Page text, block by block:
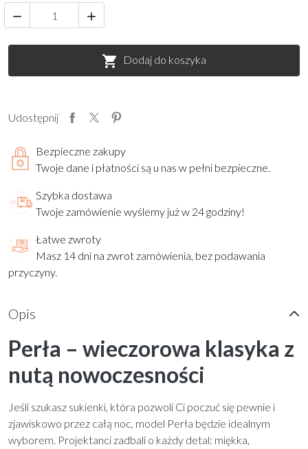
 
 Dodaj do koszyka
Udostępnij
Bezpieczne zakupy
Twoje dane i płatności są u nas w pełni bezpieczne.
Szybka dostawa
Twoje zamówienie wyślemy już w 24 godziny!
Łatwe zwroty
Masz 14 dni na zwrot zamówienia, bez podawania
przyczyny.
Opis
Perła – wieczorowa klasyka z
nutą nowoczesności
Jeśli szukasz sukienki, która pozwoli Ci poczuć się pewnie i
zjawiskowo przez całą noc, model Perła będzie idealnym
wyborem. Projektanci zadbali o każdy detal: miękka,